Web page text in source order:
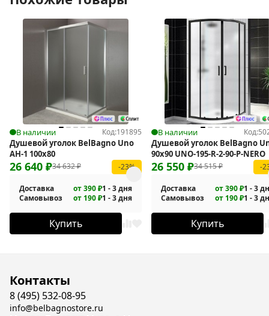
В наличии Код:191895
Душевой уголок BelBagno Uno
AH-1 100x80
34 632₽
26 640 ₽ -23%
Доставка от 390 ₽1 - 3 дня
Самовывоз
от 190 ₽1 - 3 дня
Купить
В наличии Код:
Душевой уголок BelBagno
90х90 UNO-195-R-2-90-P-NERO
34 515₽
26 550 ₽ -
Доставка от 390 ₽1 - 3
Самовывоз
от 190 ₽1 - 3
Купить
Контакты
8 (495) 532-08-95
info@belbagnostore.ru